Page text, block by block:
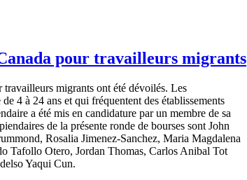
pour travailleurs migrants
migrants ont été dévoilés. Les
4 à 24 ans et qui fréquentent des établissements
a été mis en candidature par un membre de sa
de la présente ronde de bourses sont John
Rosalia Jimenez-Sanchez, Maria Magdalena
Tafollo Otero, Jordan Thomas, Carlos Anibal Tot
Yaqui Cun.